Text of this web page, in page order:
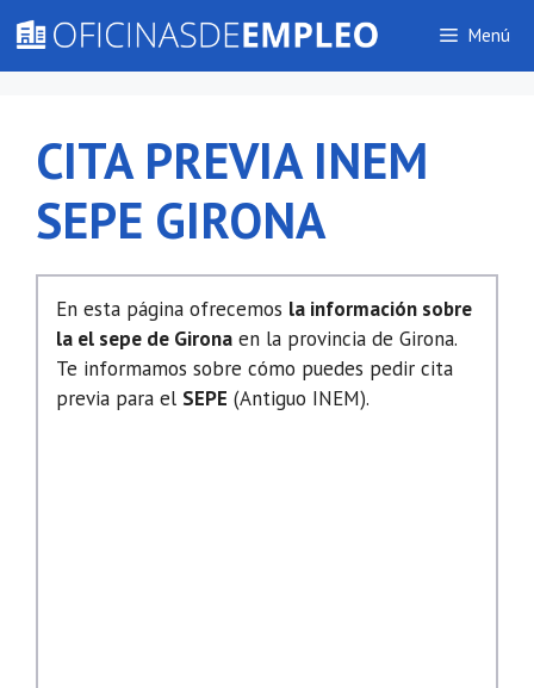
contenido
Menú
CITA PREVIA INEM
SEPE GIRONA
En esta página ofrecemos la información sobre
la el sepe de Girona en la provincia de Girona.
Te informamos sobre cómo puedes pedir cita
previa para el SEPE (Antiguo INEM).